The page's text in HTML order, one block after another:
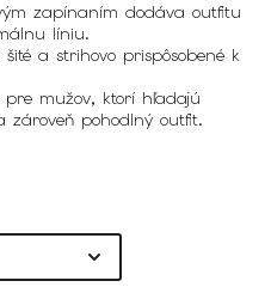
zapínaním dodáva outfitu
líniu.
a strihovo prispôsobené k
pre mužov, ktorí hľadajú
zároveň pohodlný outfit.